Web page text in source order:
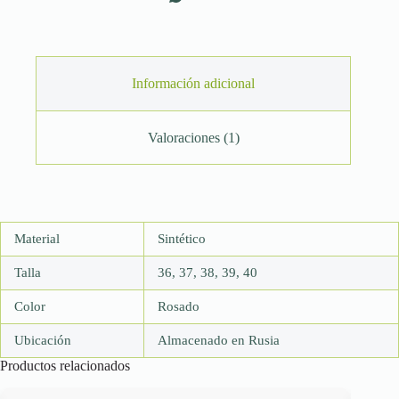
Información adicional
Valoraciones (1)
Material Sintético
Talla 36, 37, 38, 39, 40
Color Rosado
Ubicación Almacenado en Rusia
Productos relacionados